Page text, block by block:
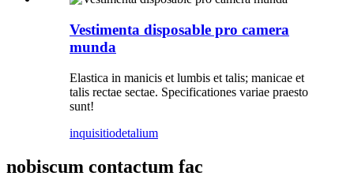
Vestimenta disposable pro camera
munda
Elastica in manicis et lumbis et talis; manicae et
talis rectae sectae. Specificationes variae praesto
sunt!
inquisitiodetalium
nobiscum contactum fac